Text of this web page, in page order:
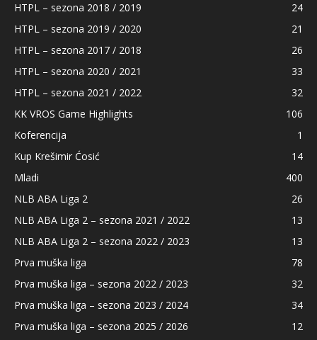
HTPL – sezona 2018 / 2019
24
HTPL – sezona 2019 / 2020
21
HTPL – sezona 2017 / 2018
26
HTPL – sezona 2020 / 2021
33
HTPL – sezona 2021 / 2022
32
KK VROS Game Highlights
106
Koferencija
1
Kup Krešimir Ćosić
14
Mladi
400
NLB ABA Liga 2
26
NLB ABA Liga 2 – sezona 2021 / 2022
13
NLB ABA Liga 2 – sezona 2022 / 2023
13
Prva muška liga
78
Prva muška liga – sezona 2022 / 2023
32
Prva muška liga – sezona 2023 / 2024
34
Prva muška liga – sezona 2025 / 2026
12